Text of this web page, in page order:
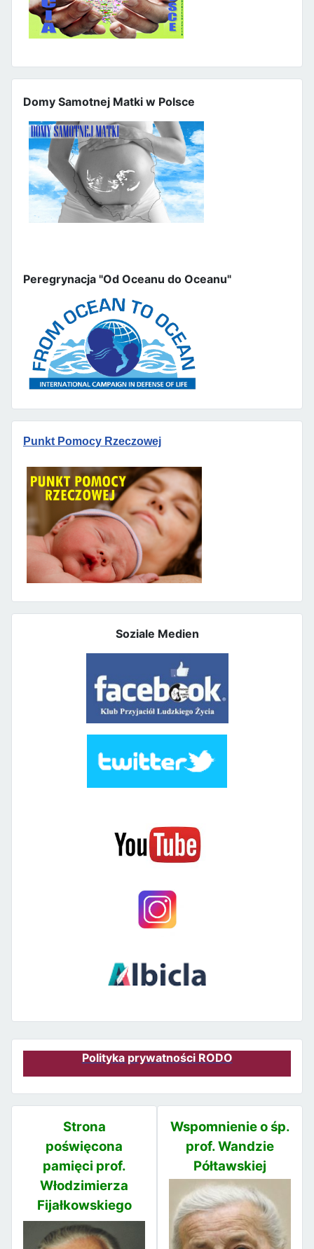
Domy Samotnej Matki w Polsce
Peregrynacja "Od Oceanu do Oceanu"
Punkt Pomocy Rzeczowej
Soziale Medien
Polityka prywatności RODO
Strona
poświęcona
pamięci prof.
Włodzimierza
Fijałkowskiego
Wspomnienie o śp.
prof. Wandzie
Półtawskiej